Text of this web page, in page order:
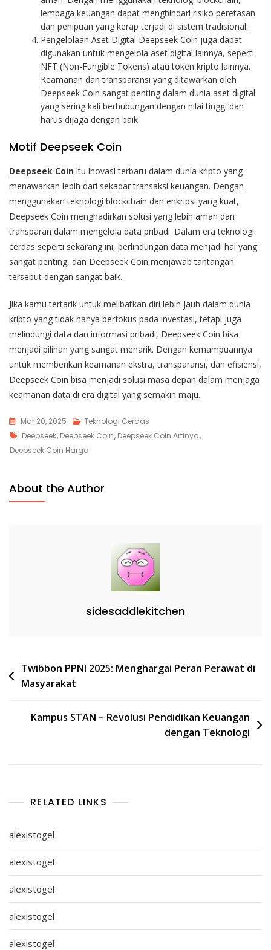
lembaga keuangan dapat menghindari risiko peretasan
dan penipuan yang kerap terjadi di sistem tradisional.
Pengelolaan Aset Digital Deepseek Coin juga dapat
digunakan untuk mengelola aset digital lainnya, seperti
NFT (Non-Fungible Tokens) atau token kripto lainnya.
Keamanan dan transparansi yang ditawarkan oleh
Deepseek Coin sangat penting dalam dunia aset digital
yang sering kali berhubungan dengan nilai tinggi dan
harus dijaga dengan baik.
Motif Deepseek Coin
Deepseek Coin itu inovasi terbaru dalam dunia kripto yang
menawarkan lebih dari sekadar transaksi keuangan. Dengan
menggunakan teknologi blockchain dan enkripsi yang kuat,
Deepseek Coin menghadirkan solusi yang lebih aman dan
transparan dalam mengelola data pribadi. Dalam era teknologi
cerdas seperti sekarang ini, perlindungan data menjadi hal yang
sangat penting, dan Deepseek Coin menjawab tantangan
tersebut dengan sangat baik.
Jika kamu tertarik untuk melibatkan diri lebih jauh dalam dunia
kripto yang tidak hanya berfokus pada investasi, tetapi juga
melindungi data dan informasi pribadi, Deepseek Coin bisa
menjadi pilihan yang sangat menarik. Dengan kemampuannya
untuk memberikan keamanan ekstra, transparansi, dan efisiensi,
Deepseek Coin bisa menjadi solusi masa depan dalam menjaga
keamanan data di era digital yang semakin maju.
Mar 20, 2025
Teknologi Cerdas
Tags
Deepseek, Deepseek Coin, Deepseek Coin Artinya,
Deepseek Coin Harga
About the Author
sidesaddlekitchen
Post
navigation
Twibbon PPNI 2025: Menghargai Peran Perawat di
Masyarakat
Kampus STAN – Revolusi Pendidikan Keuangan
dengan Teknologi
RELATED LINKS
alexistogel
alexistogel
alexistogel
alexistogel
alexistogel